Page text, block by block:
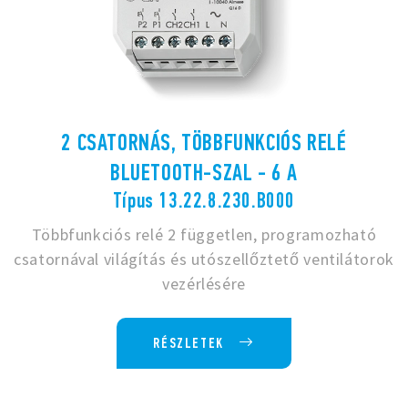
2 CSATORNÁS, TÖBBFUNKCIÓS RELÉ
BLUETOOTH-SZAL - 6 A
Típus 13.22.8.230.B000
Többfunkciós relé 2 független, programozható
csatornával világítás és utószellőztető ventilátorok
vezérlésére
RÉSZLETEK